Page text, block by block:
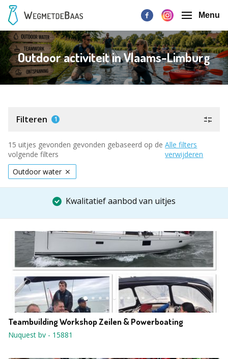
Menu
Outdoor activiteit in Vlaams-Limburg
Filteren 1
15 uitjes gevonden gevonden gebaseerd op de
volgende filters
Alle filters
verwijderen
Outdoor water
Kwalitatief aanbod van uitjes
Teambuilding Workshop Zeilen & Powerboating
Nuquest bv - 15881